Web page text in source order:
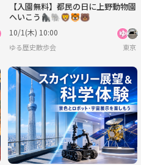
【入園無料】都民の日に上野動物園
へいこう🦍🐘🦁🐯🐻
10/1(木) 10:00
ゆる歴史散歩会 東京